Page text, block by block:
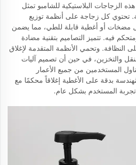
الزجاجات البلاستيكية للشامبو تمثل
تحتوي كل زجاجة على أنظمة توزيع
مضخات أو أغطية قابلة للطي، مما يضمن
فيه. تتميز التصاميم بتقنية مضادة
النظافة. وتحمي الأنظمة المتقدمة لإغلاق
والتخزين، في حين أن تصميم آليات
المستخدمين من جميع الأعمار
بدقة على الأغطية إغلاقاً محكمًا مع
تجربة المستخدم بشكل عام.